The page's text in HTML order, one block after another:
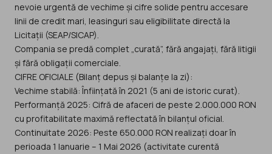
nevoie urgentă de vechime și cifre solide pentru accesare
linii de credit mari, leasinguri sau eligibilitate directă la
Licitații (SEAP/SICAP).
Compania se predă complet „curată”, fără angajați, fără litigii
și fără obligații comerciale.
CIFRE OFICIALE (Bilanț depus și balanțe la zi):
Vechime stabilă: Înființată în 2021 (5 ani de istoric curat).
Performanță 2025: Cifră de afaceri de peste 2.000.000 RON
cu profitabilitate maximă reflectată în bilanțul oficial.
Continuitate 2026: Peste 650.000 RON realizați doar în
perioada 1 Ianuarie – 1 Mai 2026 (activitate curentă